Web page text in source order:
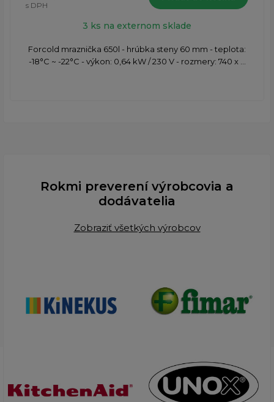
s DPH
3 ks na externom sklade
Forcold mraznička 650l - hrúbka steny 60 mm - teplota:
-18°C ~ -22°C - výkon: 0,64 kW / 230 V - rozmery: 740 x ...
Rokmi preverení výrobcovia a
dodávatelia
Zobraziť všetkých výrobcov